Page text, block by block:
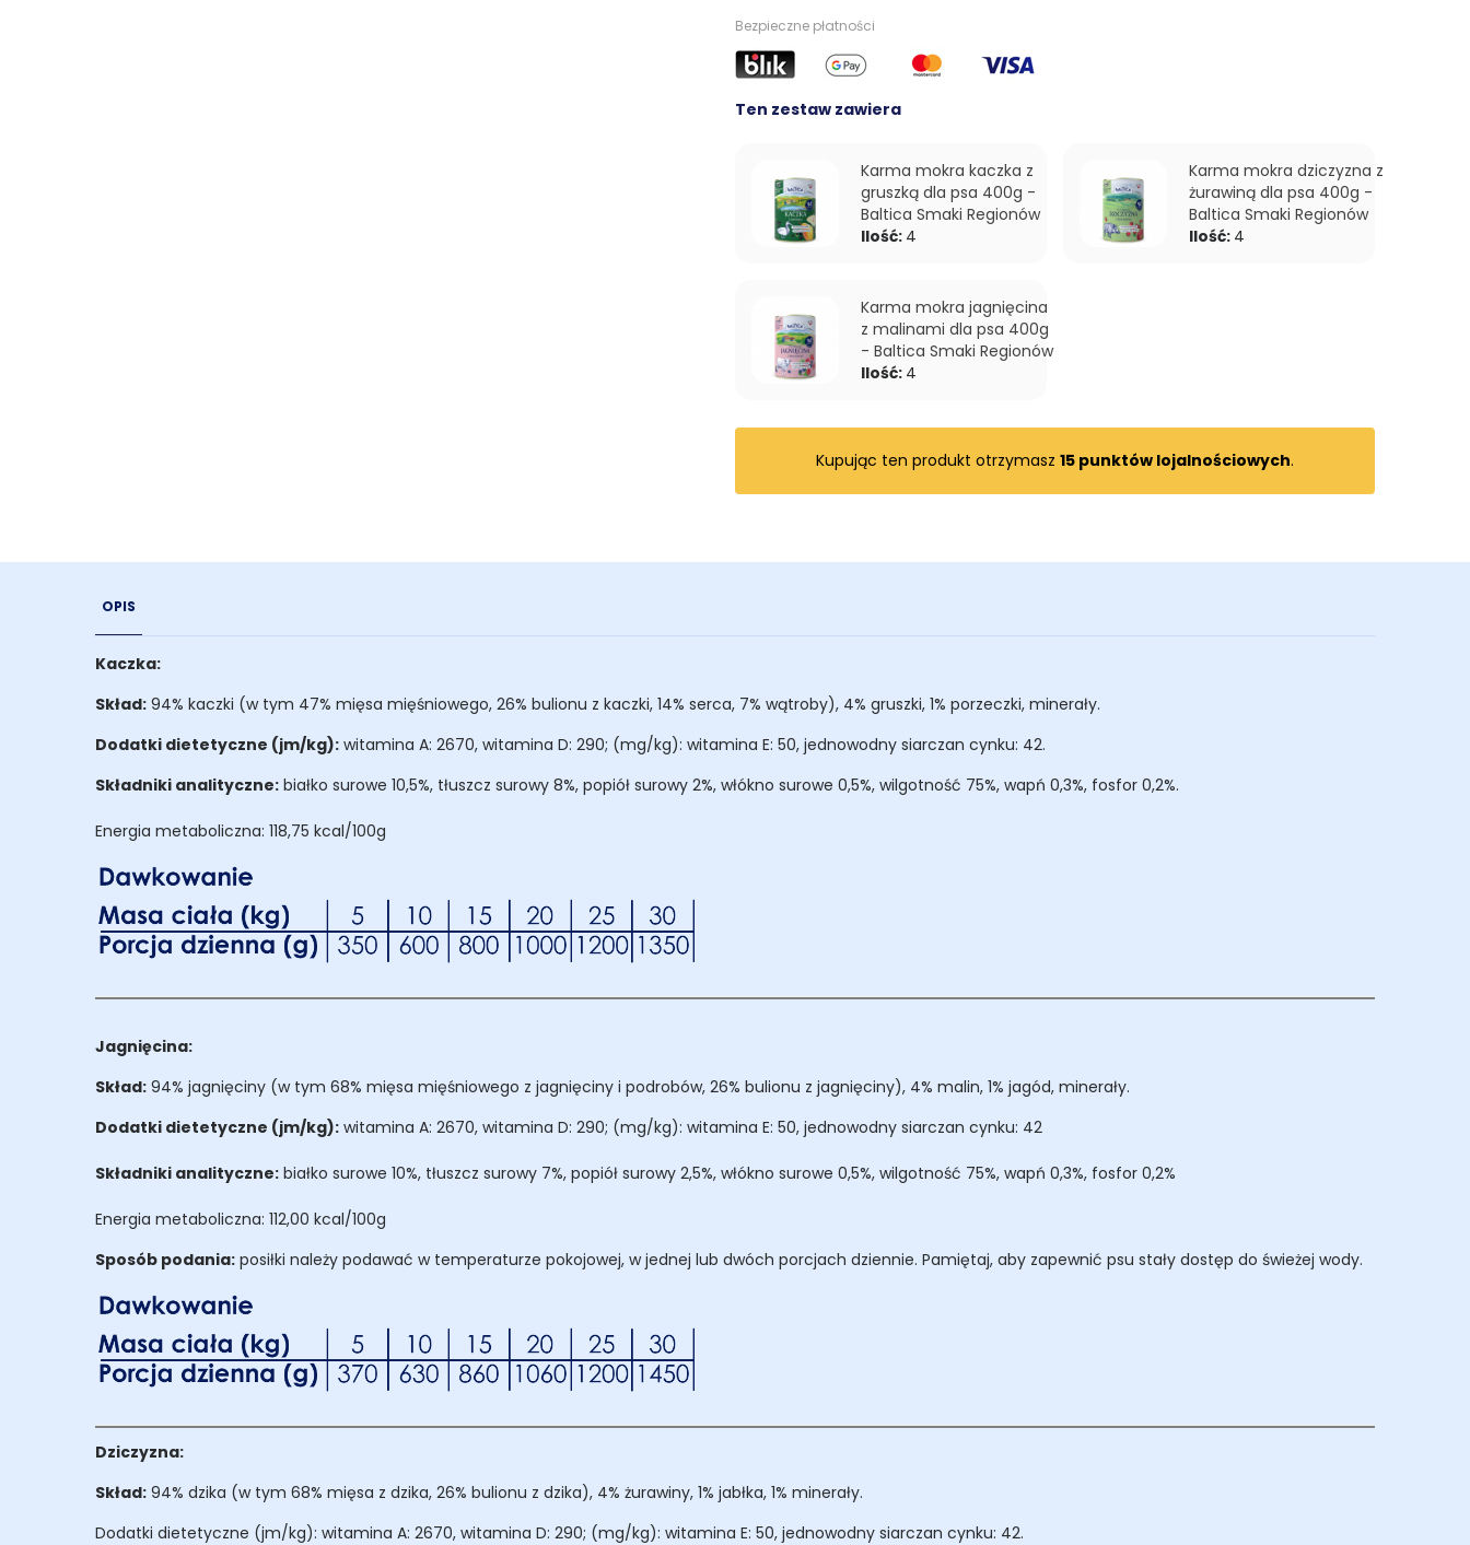
Bezpieczne płatności
Ten zestaw zawiera
Karma mokra kaczka z
gruszką dla psa 400g -
Baltica Smaki Regionów
Ilość: 4
Karma mokra dziczyzna z
żurawiną dla psa 400g -
Baltica Smaki Regionów
Ilość: 4
Karma mokra jagnięcina
z malinami dla psa 400g
- Baltica Smaki Regionów
Ilość: 4
Kupując ten produkt otrzymasz 15punktów lojalnościowych.
OPIS
Kaczka:
Skład: 94% kaczki (w tym 47% mięsa mięśniowego, 26% bulionu z kaczki, 14% serca, 7% wątroby), 4% gruszki, 1% porzeczki, minerały.
Dodatki dietetyczne (jm/kg): witamina A: 2670, witamina D: 290; (mg/kg): witamina E: 50, jednowodny siarczan cynku: 42.
Składniki analityczne: białko surowe 10,5%, tłuszcz surowy 8%, popiół surowy 2%, włókno surowe 0,5%, wilgotność 75%, wapń 0,3%, fosfor 0,2%.
Energia metaboliczna: 118,75 kcal/100g
Jagnięcina:
Skład: 94% jagnięciny (w tym 68% mięsa mięśniowego z jagnięciny i podrobów, 26% bulionu z jagnięciny), 4% malin, 1% jagód, minerały.
Dodatki dietetyczne (jm/kg): witamina A: 2670, witamina D: 290; (mg/kg): witamina E: 50, jednowodny siarczan cynku: 42
Składniki analityczne: białko surowe 10%, tłuszcz surowy 7%, popiół surowy 2,5%, włókno surowe 0,5%, wilgotność 75%, wapń 0,3%, fosfor 0,2%
Energia metaboliczna: 112,00 kcal/100g
Sposób podania: posiłki należy podawać w temperaturze pokojowej, w jednej lub dwóch porcjach dziennie. Pamiętaj, aby zapewnić psu stały dostęp do świeżej wody.
Dziczyzna:
Skład: 94% dzika (w tym 68% mięsa z dzika, 26% bulionu z dzika), 4% żurawiny, 1% jabłka, 1% minerały.
Dodatki dietetyczne (jm/kg): witamina A: 2670, witamina D: 290; (mg/kg): witamina E: 50, jednowodny siarczan cynku: 42.